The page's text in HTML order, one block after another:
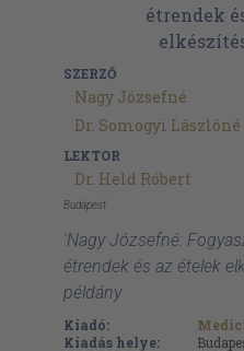
SZERZŐ
Nagy Józsefné
Dr. Somogyi Lászlóné
LEKTOR
Dr. Held Róbert
Budapest
'Nagy Józsefné:
étrendek és az ételek
példány
Kiadó:
Kiadás helye: